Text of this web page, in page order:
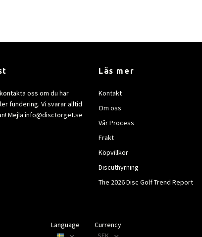
oss om du har
fundering. Vi svarar alltid
Mejla info@disctorget.se
Läs mer
Kontakt
Om oss
Vår Process
Frakt
Köpvillkor
Discuthyrning
The 2026 Disc Golf Trend Report
Language
Currency